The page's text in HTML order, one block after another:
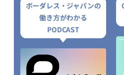
ボーダレス・ジャパンの
働き方がわかる
PODCAST